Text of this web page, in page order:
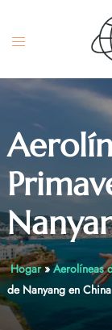
content
Toggle
Hogar»Aerolíneas
de Nanyang en China